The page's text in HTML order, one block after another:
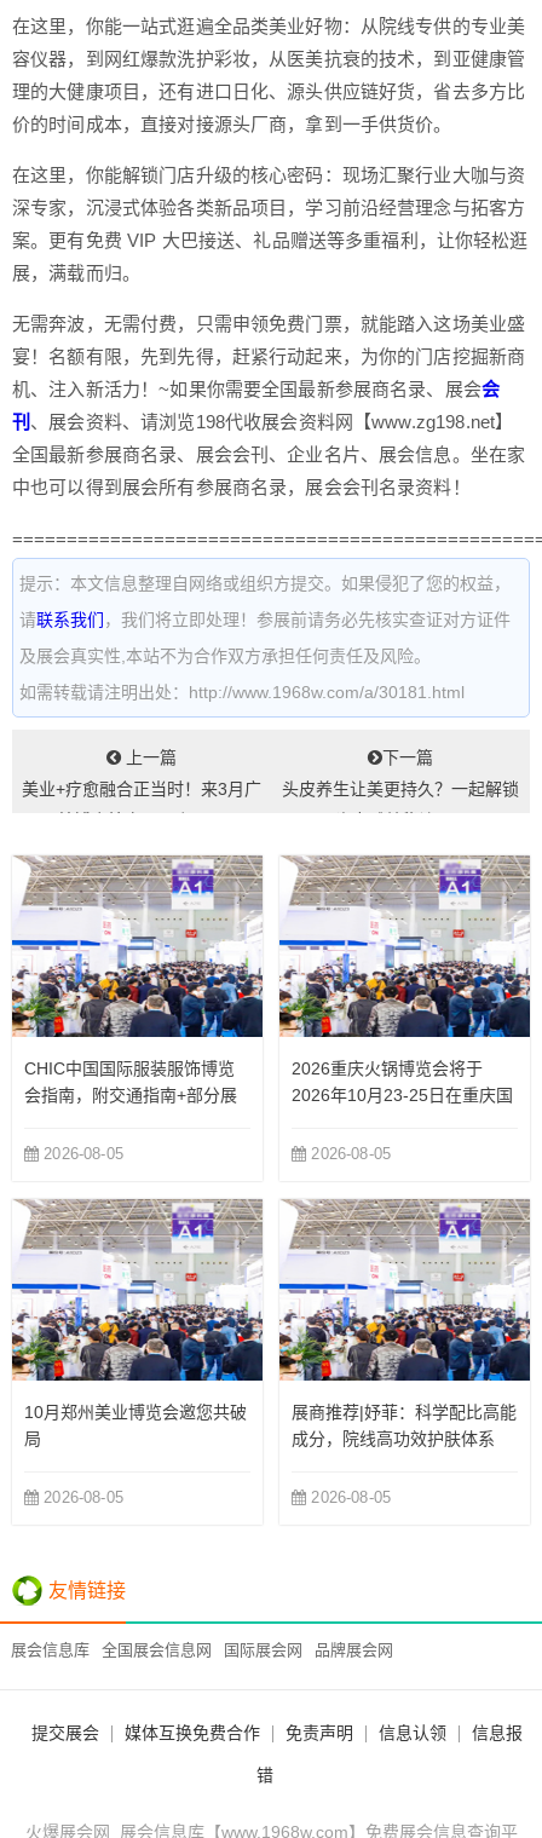
在这里，你能一站式逛遍全品类美业好物：从院线专供的专业美
容仪器，到网红爆款洗护彩妆，从医美抗衰的技术，到亚健康管
理的大健康项目，还有进口日化、源头供应链好货，省去多方比
价的时间成本，直接对接源头厂商，拿到一手供货价。
在这里，你能解锁门店升级的核心密码：现场汇聚行业大咖与资
深专家，沉浸式体验各类新品项目，学习前沿经营理念与拓客方
案。更有免费 VIP 大巴接送、礼品赠送等多重福利，让你轻松逛
展，满载而归。
无需奔波，无需付费，只需申领免费门票，就能踏入这场美业盛
宴！名额有限，先到先得，赶紧行动起来，为你的门店挖掘新商
机、注入新活力！~如果你需要全国最新参展商名录、展会会
刊 、展会资料、请浏览198代收展会资料网【www.zg198.net】
全国最新参展商名录、展会会刊、企业名片、展会信息。坐在家
中也可以得到展会所有参展商名录，展会会刊名录资料！
提示：本文信息整理自网络或组织方提交。如果侵犯了您的权益，
请联系我们 ，我们将立即处理！参展前请务必先核实查证对方证件
及展会真实性,本站不为合作双方承担任何责任及风险。
如需转载请注明出处：http://www.1968w.com/a/30181.html
上一篇
美业+疗愈融合正当时！来3月广
下一篇
头皮养生让美更持久？一起解锁
CHIC中国国际服装服饰博览
会指南，附交通指南+部分展
2026-08-05
2026重庆火锅博览会将于
2026年10月23-25日在重庆国
2026-08-05
10月郑州美业博览会邀您共破
局
2026-08-05
展商推荐|妤菲：科学配比高能
成分，院线高功效护肤体系
2026-08-05
友情链接
展会信息库 全国展会信息网 国际展会网 品牌展会网
提交展会 媒体互换免费合作 免责声明 信息认领 信息报
错
火爆展会网_展会信息库【www.1968w.com】免费展会信息查询平